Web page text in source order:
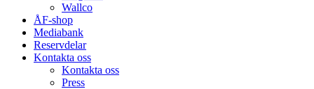
Wallco
ÅF-shop
Mediabank
Reservdelar
Kontakta oss
Kontakta oss
Press